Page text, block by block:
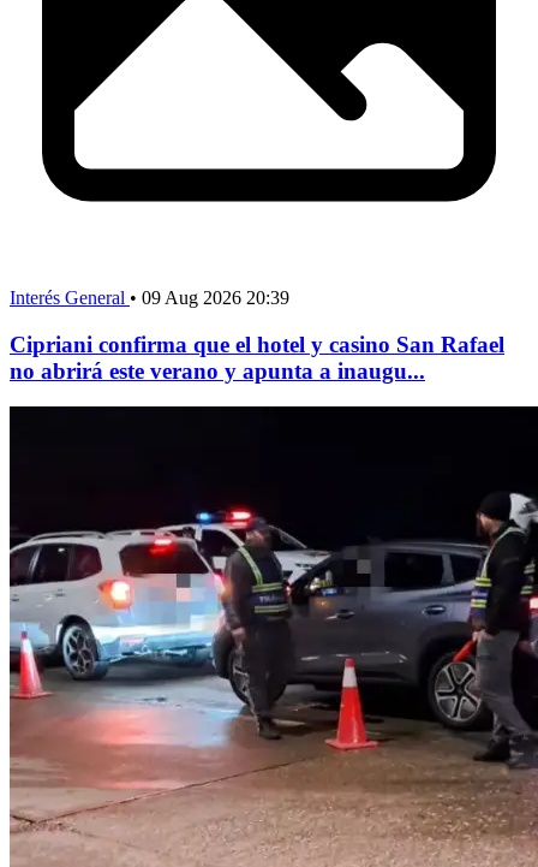
Interés General • 09 Aug 2026 20:39
Cipriani confirma que el hotel y casino San Rafael
no abrirá este verano y apunta a inaugu...